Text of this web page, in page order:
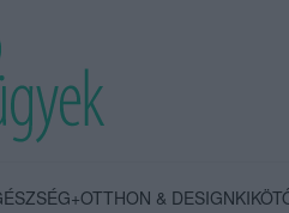
OTTHON & DESIGN